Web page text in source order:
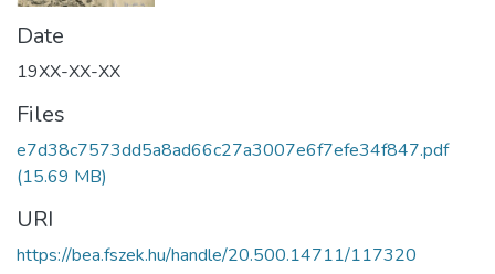
Date
19XX-XX-XX
Files
e7d38c7573dd5a8ad66c27a3007e6f7efe34f847.pdf
(15.69 MB)
URI
https://bea.fszek.hu/handle/20.500.14711/117320